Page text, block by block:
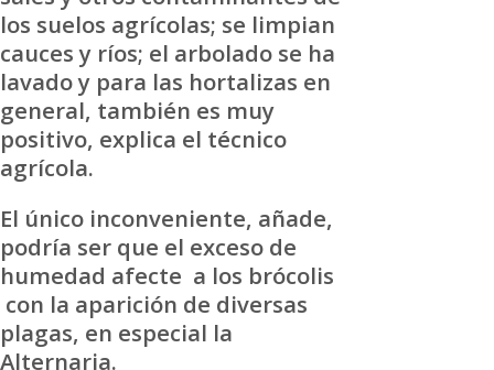
los suelos agrícolas; se limpian
cauces y ríos; el arbolado se ha
lavado y para las hortalizas en
general, también es muy
positivo, explica el técnico
agrícola.
El único inconveniente, añade,
podría ser que el exceso de
humedad afecte a los brócolis
con la aparición de diversas
plagas, en especial la
Alternaria.